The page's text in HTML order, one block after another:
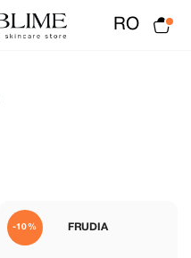
RO
FRUDIA
-10%